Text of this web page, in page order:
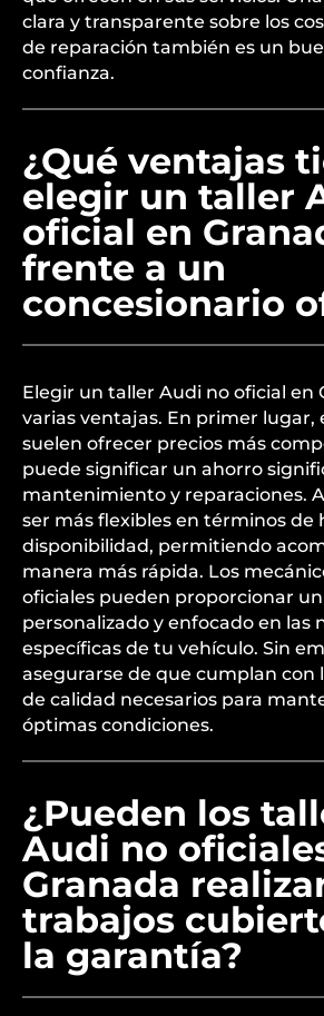
clara y transparente sobre los
de reparación también es un
confianza.
¿Qué ventajas
elegir un taller
oficial en
frente a un
concesionario
Elegir un taller Audi no oficial en
varias ventajas. En primer lugar,
suelen ofrecer precios más
puede significar un ahorro
mantenimiento y reparaciones.
ser más flexibles en términos de
disponibilidad, permitiendo
manera más rápida. Los
oficiales pueden proporcionar
personalizado y enfocado en las
específicas de tu vehículo. Sin
asegurarse de que cumplan con
de calidad necesarios para
óptimas condiciones.
¿Pueden los
Audi no
Granada
trabajos
la garantía?